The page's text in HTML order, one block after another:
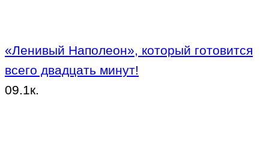
«Ленивый Наполеон», который готовится
всего двадцать минут!
09.1к.